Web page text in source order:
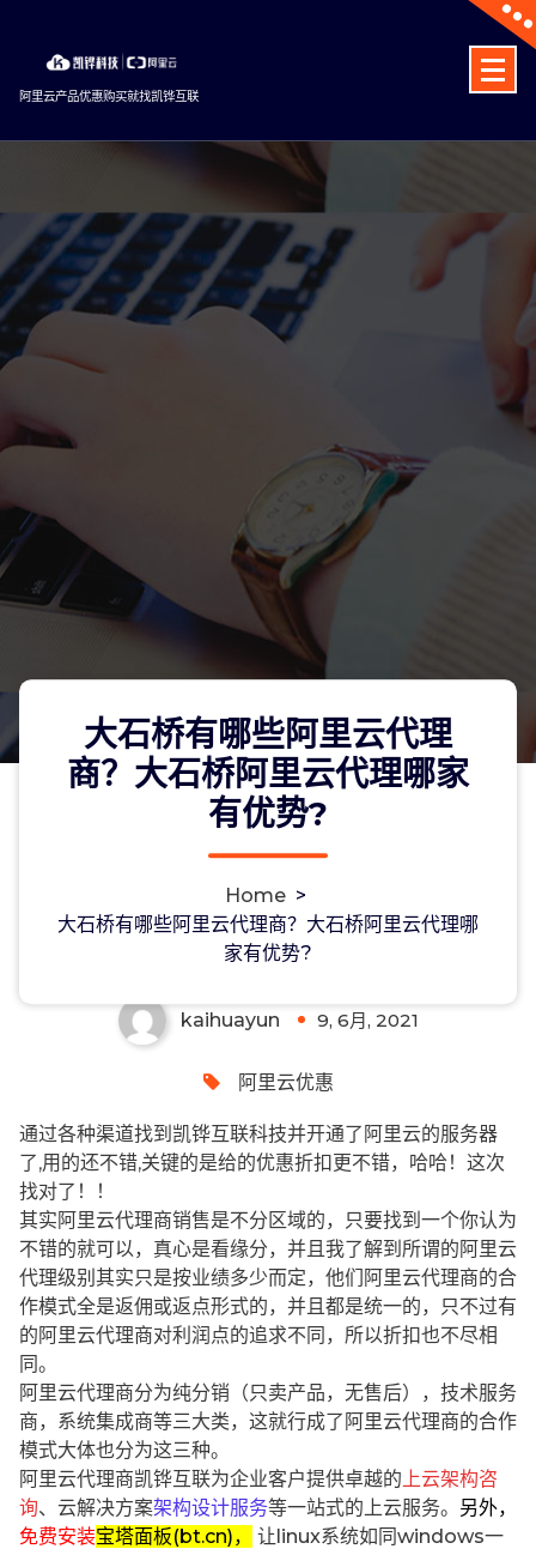
content
阿里云产品优惠购买就找凯铧互联
大石桥有哪些阿里云代理
商？大石桥阿里云代理哪家
有优势?
Home >
大石桥有哪些阿里云代理商？大石桥阿里云代理哪
家有优势?
里云代理哪家有优势?
kaihuayun 9, 6月, 2021
阿里云优惠
通过各种渠道找到凯铧互联科技并开通了阿里云的服务器
了,用的还不错,关键的是给的优惠折扣更不错，哈哈！这次
找对了！！
其实阿里云代理商销售是不分区域的，只要找到一个你认为
不错的就可以，真心是看缘分，并且我了解到所谓的阿里云
代理级别其实只是按业绩多少而定，他们阿里云代理商的合
作模式全是返佣或返点形式的，并且都是统一的，只不过有
的阿里云代理商对利润点的追求不同，所以折扣也不尽相
同。
阿里云代理商分为纯分销（只卖产品，无售后），技术服务
商，系统集成商等三大类，这就行成了阿里云代理商的合作
模式大体也分为这三种。
阿里云代理商凯铧互联为企业客户提供卓越的 上云架构咨
询、云解决方案架构设计服务等一站式的上云服务。 另外，
免费安装宝塔面板(bt.cn)，
让linux系统如同windows一